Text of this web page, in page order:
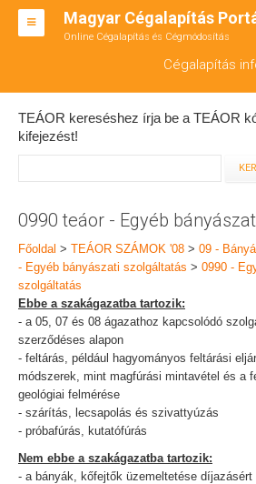
Magyar Cégalapítás
Online Cégalapítás és Cégmódosítás
Cégalapítás
BT ALAPÍTÁS
RT ALAPÍTÁS
TEÁOR SZÁMOK '08
ENGEDÉLYKÖTELES
KAPCSOLAT
IRODÁK
TEÁOR kereséshez írja be a TEÁOR
kifejezést!
0990 teáor - Egyéb
Főoldal > TEÁOR SZÁMOK '08 > 09 -
- Egyéb bányászati szolgáltatás > 0990 -
szolgáltatás
Ebbe a szakágazatba tartozik:
- a 05, 07 és 08 ágazathoz kapcsolódó
szerződéses alapon
- feltárás, például hagyományos feltárási
módszerek, mint magfúrási mintavétel és a
geológiai felmérése
- szárítás, lecsapolás és szivattyúzás
- próbafúrás, kutatófúrás
Nem ebbe a szakágazatba tartozik:
- a bányák, kőfejtők üzemeltetése